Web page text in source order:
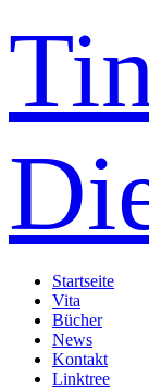
Startseite
Vita
Bücher
News
Kontakt
Linktree